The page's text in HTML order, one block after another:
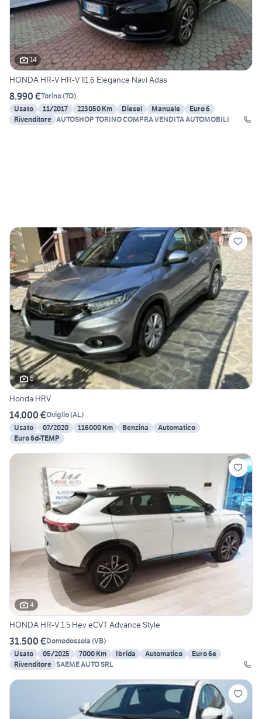
14
HONDA HR-V HR-V II1.6 Elegance Navi Adas
8.990 €Torino(TO)
Usato
11/2017 223050 Km Diesel Manuale
Euro 6
Rivenditore AUTOSHOP TORINO COMPRA VENDITA AUTOMOBILI
6
Honda HRV
14.000 €Oviglio(AL)
Usato
07/2020 116000 Km Benzina
Automatico
Euro 6d-TEMP
4
HONDA HR-V 1.5 Hev eCVT Advance Style
31.500 €Domodossola (VB)
Usato
05/2025 7000 Km Ibrida Automatico
Euro 6e
Rivenditore SAEME AUTO SRL